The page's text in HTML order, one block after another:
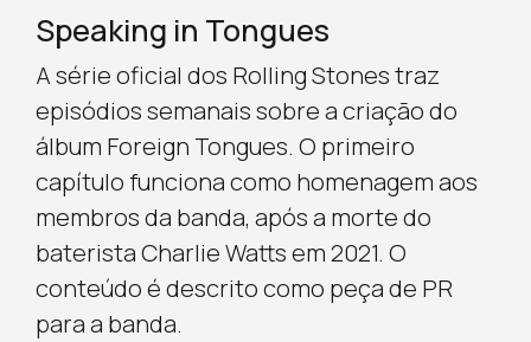
Speaking in Tongues
A série oficial dos Rolling Stones traz
episódios semanais sobre a criação do
álbum Foreign Tongues. O primeiro
capítulo funciona como homenagem aos
membros da banda, após a morte do
baterista Charlie Watts em 2021. O
conteúdo é descrito como peça de PR
para a banda.